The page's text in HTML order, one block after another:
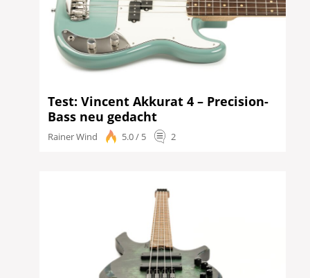
Test: Vincent Akkurat 4 – Precision-
Bass neu gedacht
Rainer Wind 5.0 / 5 2